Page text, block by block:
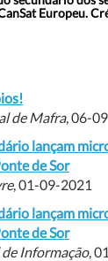
Europeu.
de Mafra, 06-
lançam
de Sor
, 01-09-2021
lançam
de Sor
Informação,